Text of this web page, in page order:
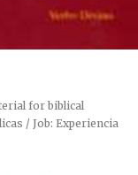
for biblical
/ Job: Experiencia